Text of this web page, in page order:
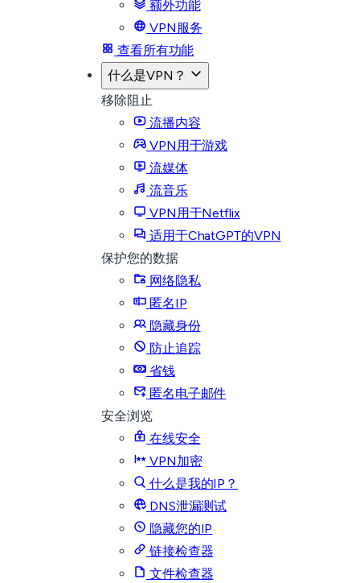
额外功能
VPN服务
查看所有功能
什么是VPN？
移除阻止
流播内容
VPN用于游戏
流媒体
流音乐
VPN用于Netflix
适用于ChatGPT的VPN
保护您的数据
网络隐私
匿名IP
隐藏身份
防止追踪
省钱
匿名电子邮件
安全浏览
在线安全
VPN加密
什么是我的IP？
DNS泄漏测试
隐藏您的IP
链接检查器
文件检查器